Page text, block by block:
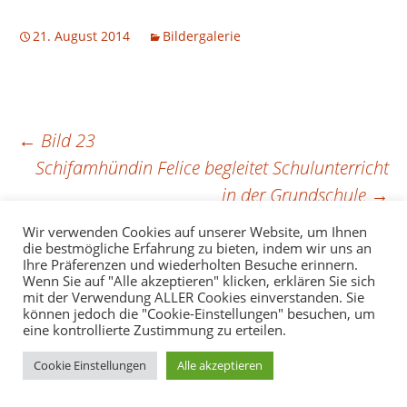
21. August 2014 Bildergalerie
← Bild 23
Schifamhündin Felice begleitet Schulunterricht
in der Grundschule →
Datenschutz Stolz präsentiert von WordPress
Wir verwenden Cookies auf unserer Website, um Ihnen
die bestmögliche Erfahrung zu bieten, indem wir uns an
Ihre Präferenzen und wiederholten Besuche erinnern.
Wenn Sie auf "Alle akzeptieren" klicken, erklären Sie sich
mit der Verwendung ALLER Cookies einverstanden. Sie
können jedoch die "Cookie-Einstellungen" besuchen, um
eine kontrollierte Zustimmung zu erteilen.
Cookie Einstellungen Alle akzeptieren